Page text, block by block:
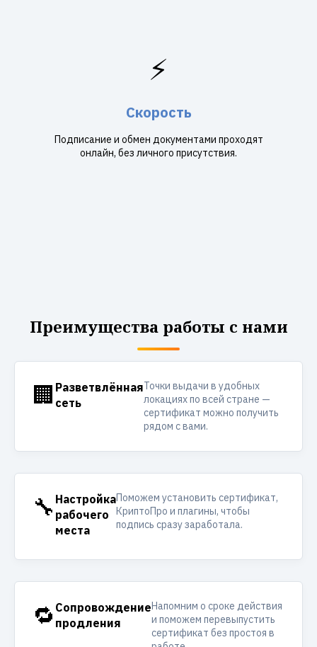
⚡
Скорость
Подписание и обмен документами проходят
онлайн, без личного присутствия.
Преимущества работы с нами
🏢 Разветвлённая
сеть
Точки выдачи в удобных
локациях по всей стране —
сертификат можно получить
рядом с вами.
🔧 Настройка
рабочего
места
Поможем установить сертификат,
КриптоПро и плагины, чтобы
подпись сразу заработала.
🔁 Сопровождение
продления
Напомним о сроке действия
и поможем перевыпустить
сертификат без простоя в